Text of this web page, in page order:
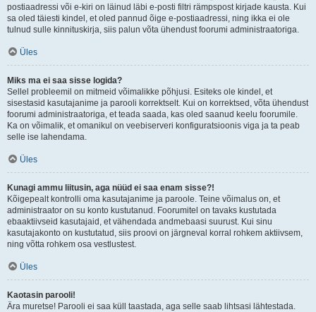
postiaadressi või e-kiri on läinud läbi e-posti filtri rämpspost kirjade kausta. Kui
sa oled täiesti kindel, et oled pannud õige e-postiaadressi, ning ikka ei ole
tulnud sulle kinnituskirja, siis palun võta ühendust foorumi administraatoriga.
Üles
Miks ma ei saa sisse logida?
Sellel probleemil on mitmeid võimalikke põhjusi. Esiteks ole kindel, et
sisestasid kasutajanime ja parooli korrektselt. Kui on korrektsed, võta ühendust
foorumi administraatoriga, et teada saada, kas oled saanud keelu foorumile.
Ka on võimalik, et omanikul on veebiserveri konfiguratsioonis viga ja ta peab
selle ise lahendama.
Üles
Kunagi ammu liitusin, aga nüüd ei saa enam sisse?!
Kõigepealt kontrolli oma kasutajanime ja paroole. Teine võimalus on, et
administraator on su konto kustutanud. Foorumitel on tavaks kustutada
ebaaktiivseid kasutajaid, et vähendada andmebaasi suurust. Kui sinu
kasutajakonto on kustutatud, siis proovi on järgneval korral rohkem aktiivsem,
ning võtta rohkem osa vestlustest.
Üles
Kaotasin parooli!
Ära muretse! Parooli ei saa küll taastada, aga selle saab lihtsasi lähtestada.